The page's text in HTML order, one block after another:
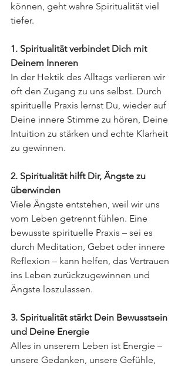
können, geht wahre Spiritualität viel
tiefer.
1. Spiritualität verbindet Dich mit
Deinem Inneren
In der Hektik des Alltags verlieren wir
oft den Zugang zu uns selbst. Durch
spirituelle Praxis lernst Du, wieder auf
Deine innere Stimme zu hören, Deine
Intuition zu stärken und echte Klarheit
zu gewinnen.
2. Spiritualität hilft Dir, Ängste zu
überwinden
Viele Ängste entstehen, weil wir uns
vom Leben getrennt fühlen. Eine
bewusste spirituelle Praxis – sei es
durch Meditation, Gebet oder innere
Reflexion – kann helfen, das Vertrauen
ins Leben zurückzugewinnen und
Ängste loszulassen.
3. Spiritualität stärkt Dein Bewusstsein
und Deine Energie
Alles in unserem Leben ist Energie –
unsere Gedanken, unsere Gefühle,